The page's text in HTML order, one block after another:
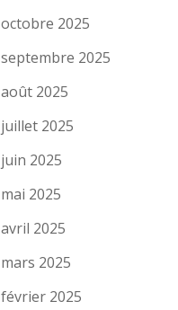
octobre 2025
septembre 2025
août 2025
juillet 2025
juin 2025
mai 2025
avril 2025
mars 2025
février 2025